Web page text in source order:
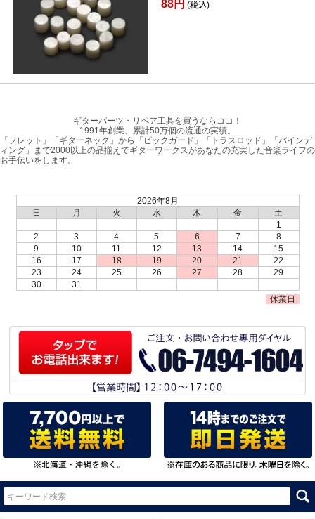
88円 (税込)
ギターパーツ・リペア工具を買うならココ！
1991年創業、累計50万個の流通の実績。
「フレット」「ギターネック」から「ピックガード」「トラスロッド」「バインデ
ィング」まで2000以上の品揃えでギターワークスがあなたの充実した音楽ライフの
お手伝いをします。
2026年8月
日
月 火 水 木 金
土
1
2
3 4 5 6 7
8
9
10 11 12 13 14
15
16
17 18 19 20 21
22
23
24 25 26 27 28
29
30
31
休業日